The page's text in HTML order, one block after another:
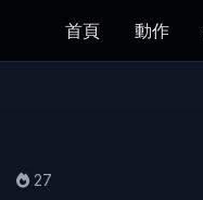
首頁 動作
27